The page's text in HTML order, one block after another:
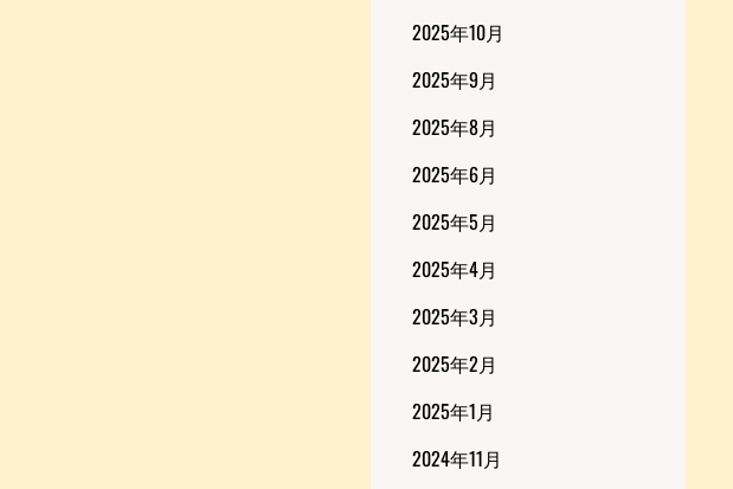
2025年10月
2025年9月
2025年8月
2025年6月
2025年5月
2025年4月
2025年3月
2025年2月
2025年1月
2024年11月